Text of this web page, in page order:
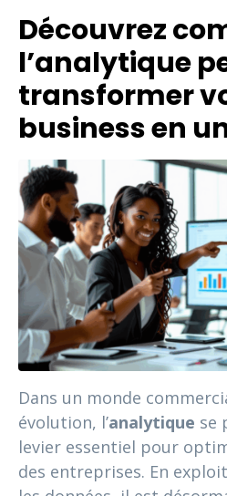
Découvrez
l’analytique
transformer
business en
Dans un monde
évolution, l’analytique se
levier essentiel pour
des entreprises. En